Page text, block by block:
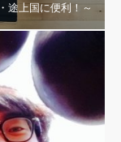
途上国に便利！～